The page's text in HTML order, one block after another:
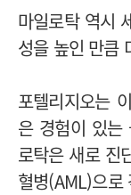
마일로탁 역시
성을 높인 만큼
포텔리지오는
은 경험이 있는
로탁은 새로 진
혈병(AML)으로